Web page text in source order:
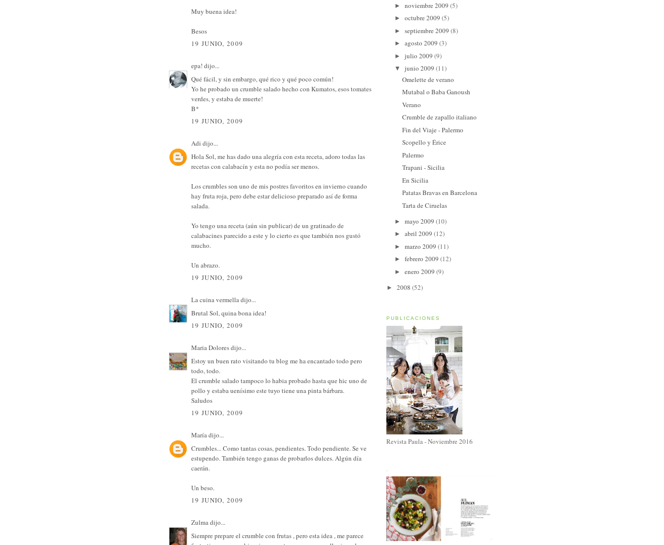
Muy buena idea!
Besos
19 JUNIO, 2009
epa! dijo...
Qué fácil, y sin embargo, qué rico y qué poco común!
Yo he probado un crumble salado hecho con Kumatos, esos tomates
verdes, y estaba de muerte!
B*
19 JUNIO, 2009
Adi dijo...
Hola Sol, me has dado una alegría con esta receta, adoro todas las
recetas con calabacín y esta no podía ser menos.
Los crumbles son uno de mis postres favoritos en invierno cuando
hay fruta roja, pero debe estar delicioso preparado así de forma
salada.
Yo tengo una receta (aún sin publicar) de un gratinado de
calabacines parecido a este y lo cierto es que también nos gustó
mucho.
Un abrazo.
19 JUNIO, 2009
La cuina vermelladijo...
Brutal Sol, quina bona idea!
19 JUNIO, 2009
Maria Doloresdijo...
Estoy un buen rato visitando tu blog me ha encantado todo pero
todo, todo.
El crumble salado tampoco lo habia probado hasta que hic uno de
pollo y estaba uenísimo este tuyo tiene una pinta bárbara.
Saludos
19 JUNIO, 2009
Maríadijo...
Crumbles... Como tantas cosas, pendientes. Todo pendiente. Se ve
estupendo. También tengo ganas de probarlos dulces. Algún día
caerán.
Un beso.
19 JUNIO, 2009
Zulmadijo...
Siempre prepare el crumble con frutas , pero esta idea , me parece
► noviembre 2009 (5)
► octubre 2009 (5)
► septiembre 2009 (8)
► agosto 2009 (3)
► julio 2009 (9)
▼ junio 2009 (11)
Omelette de verano
Mutabal o Baba Ganoush
Verano
Crumble de zapallo italiano
Fin del Viaje - Palermo
Scopello y Érice
Palermo
Trapani - Sicilia
En Sicilia
Patatas Bravas en Barcelona
Tarta de Ciruelas
► mayo 2009 (10)
► abril 2009 (12)
► marzo 2009 (11)
► febrero 2009 (12)
► enero 2009 (9)
► 2008 (52)
PUBLICACIONES
Revista Paula - Noviembre 2016